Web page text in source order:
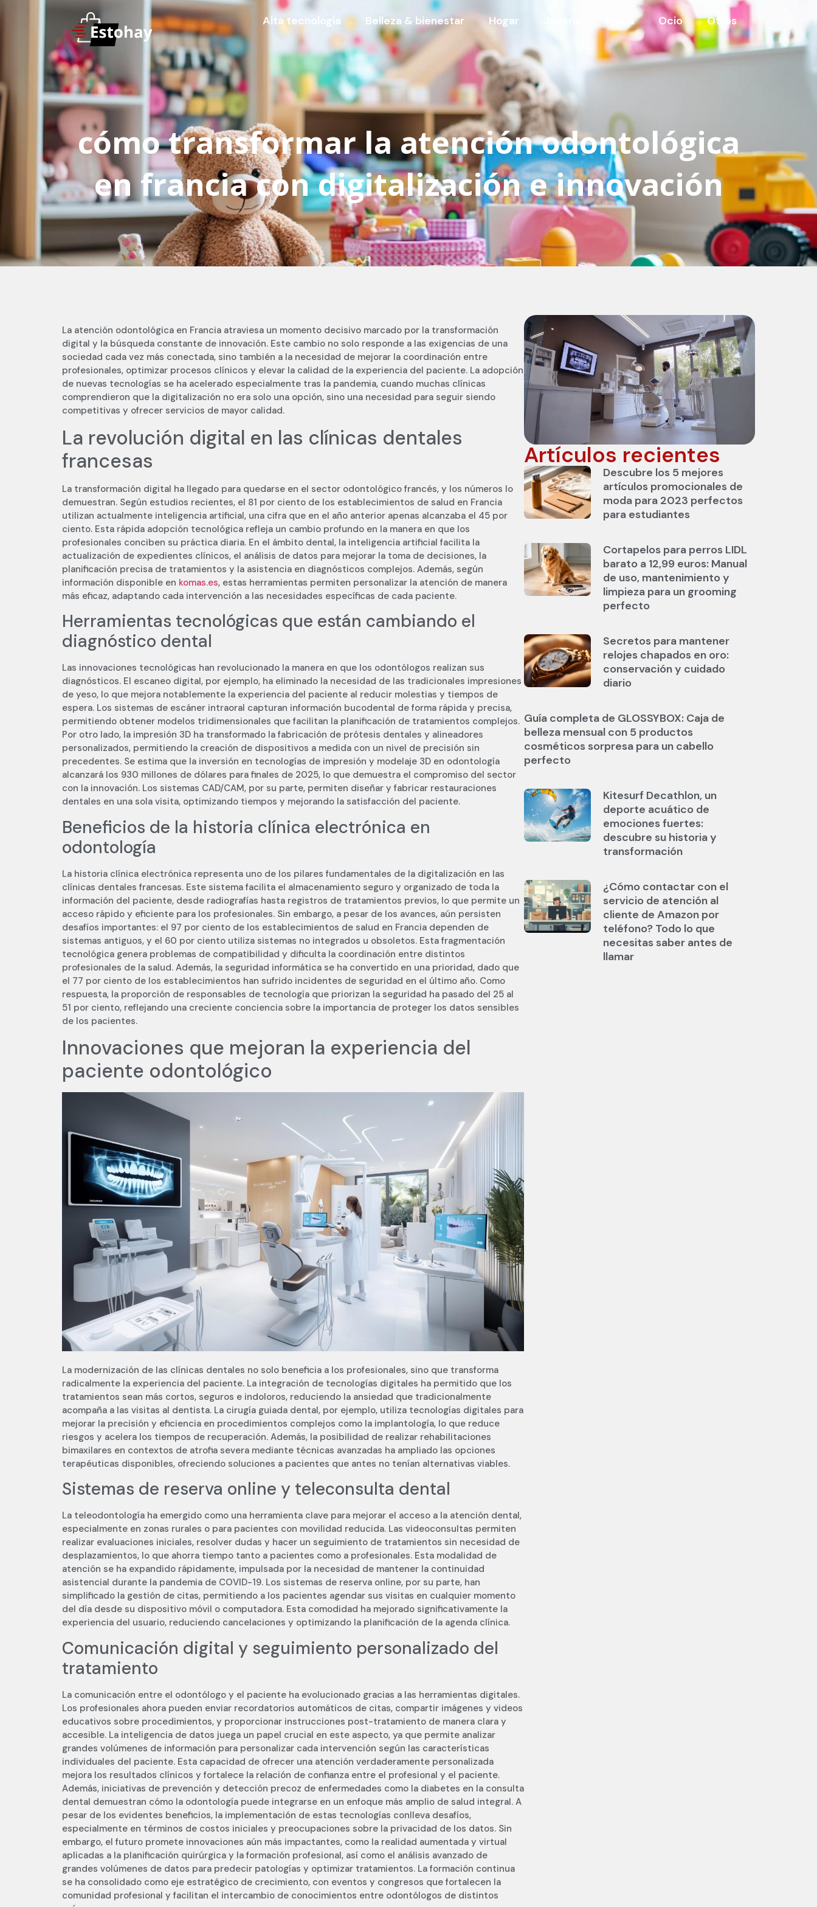
Alta tecnología Belleza & bienestar Hogar Moda Ocio Otros
cómo transformar la atención odontológica
en francia con digitalización e innovación
Artículos recientes
Descubre los 5 mejores
artículos promocionales de
moda para 2023 perfectos
para estudiantes
Cortapelos para perros LIDL
barato a 12,99 euros: Manual
de uso, mantenimiento y
limpieza para un grooming
perfecto
Secretos para mantener
relojes chapados en oro:
conservación y cuidado
diario
Guía completa de GLOSSYBOX: Caja de
belleza mensual con 5 productos
cosméticos sorpresa para un cabello
perfecto
Kitesurf Decathlon, un
deporte acuático de
emociones fuertes:
descubre su historia y
transformación
¿Cómo contactar con el
servicio de atención al
cliente de Amazon por
teléfono? Todo lo que
necesitas saber antes de
llamar
La atención odontológica en Francia atraviesa un momento decisivo marcado por la transformación
digital y la búsqueda constante de innovación. Este cambio no solo responde a las exigencias de una
sociedad cada vez más conectada, sino también a la necesidad de mejorar la coordinación entre
profesionales, optimizar procesos clínicos y elevar la calidad de la experiencia del paciente. La adopción
de nuevas tecnologías se ha acelerado especialmente tras la pandemia, cuando muchas clínicas
comprendieron que la digitalización no era solo una opción, sino una necesidad para seguir siendo
competitivas y ofrecer servicios de mayor calidad.
La revolución digital en las clínicas dentales
francesas
La transformación digital ha llegado para quedarse en el sector odontológico francés, y los números lo
demuestran. Según estudios recientes, el 81 por ciento de los establecimientos de salud en Francia
utilizan actualmente inteligencia artificial, una cifra que en el año anterior apenas alcanzaba el 45 por
ciento. Esta rápida adopción tecnológica refleja un cambio profundo en la manera en que los
profesionales conciben su práctica diaria. En el ámbito dental, la inteligencia artificial facilita la
actualización de expedientes clínicos, el análisis de datos para mejorar la toma de decisiones, la
planificación precisa de tratamientos y la asistencia en diagnósticos complejos. Además, según
información disponible en komas.es, estas herramientas permiten personalizar la atención de manera
más eficaz, adaptando cada intervención a las necesidades específicas de cada paciente.
Herramientas tecnológicas que están cambiando el
diagnóstico dental
Las innovaciones tecnológicas han revolucionado la manera en que los odontólogos realizan sus
diagnósticos. El escaneo digital, por ejemplo, ha eliminado la necesidad de las tradicionales impresiones
de yeso, lo que mejora notablemente la experiencia del paciente al reducir molestias y tiempos de
espera. Los sistemas de escáner intraoral capturan información bucodental de forma rápida y precisa,
permitiendo obtener modelos tridimensionales que facilitan la planificación de tratamientos complejos.
Por otro lado, la impresión 3D ha transformado la fabricación de prótesis dentales y alineadores
personalizados, permitiendo la creación de dispositivos a medida con un nivel de precisión sin
precedentes. Se estima que la inversión en tecnologías de impresión y modelaje 3D en odontología
alcanzará los 930 millones de dólares para finales de 2025, lo que demuestra el compromiso del sector
con la innovación. Los sistemas CAD/CAM, por su parte, permiten diseñar y fabricar restauraciones
dentales en una sola visita, optimizando tiempos y mejorando la satisfacción del paciente.
Beneficios de la historia clínica electrónica en
odontología
La historia clínica electrónica representa uno de los pilares fundamentales de la digitalización en las
clínicas dentales francesas. Este sistema facilita el almacenamiento seguro y organizado de toda la
información del paciente, desde radiografías hasta registros de tratamientos previos, lo que permite un
acceso rápido y eficiente para los profesionales. Sin embargo, a pesar de los avances, aún persisten
desafíos importantes: el 97 por ciento de los establecimientos de salud en Francia dependen de
sistemas antiguos, y el 60 por ciento utiliza sistemas no integrados u obsoletos. Esta fragmentación
tecnológica genera problemas de compatibilidad y dificulta la coordinación entre distintos
profesionales de la salud. Además, la seguridad informática se ha convertido en una prioridad, dado que
el 77 por ciento de los establecimientos han sufrido incidentes de seguridad en el último año. Como
respuesta, la proporción de responsables de tecnología que priorizan la seguridad ha pasado del 25 al
51 por ciento, reflejando una creciente conciencia sobre la importancia de proteger los datos sensibles
de los pacientes.
Innovaciones que mejoran la experiencia del
paciente odontológico
La modernización de las clínicas dentales no solo beneficia a los profesionales, sino que transforma
radicalmente la experiencia del paciente. La integración de tecnologías digitales ha permitido que los
tratamientos sean más cortos, seguros e indoloros, reduciendo la ansiedad que tradicionalmente
acompaña a las visitas al dentista. La cirugía guiada dental, por ejemplo, utiliza tecnologías digitales para
mejorar la precisión y eficiencia en procedimientos complejos como la implantología, lo que reduce
riesgos y acelera los tiempos de recuperación. Además, la posibilidad de realizar rehabilitaciones
bimaxilares en contextos de atrofia severa mediante técnicas avanzadas ha ampliado las opciones
terapéuticas disponibles, ofreciendo soluciones a pacientes que antes no tenían alternativas viables.
Sistemas de reserva online y teleconsulta dental
La teleodontología ha emergido como una herramienta clave para mejorar el acceso a la atención dental,
especialmente en zonas rurales o para pacientes con movilidad reducida. Las videoconsultas permiten
realizar evaluaciones iniciales, resolver dudas y hacer un seguimiento de tratamientos sin necesidad de
desplazamientos, lo que ahorra tiempo tanto a pacientes como a profesionales. Esta modalidad de
atención se ha expandido rápidamente, impulsada por la necesidad de mantener la continuidad
asistencial durante la pandemia de COVID-19. Los sistemas de reserva online, por su parte, han
simplificado la gestión de citas, permitiendo a los pacientes agendar sus visitas en cualquier momento
del día desde su dispositivo móvil o computadora. Esta comodidad ha mejorado significativamente la
experiencia del usuario, reduciendo cancelaciones y optimizando la planificación de la agenda clínica.
Comunicación digital y seguimiento personalizado del
tratamiento
La comunicación entre el odontólogo y el paciente ha evolucionado gracias a las herramientas digitales.
Los profesionales ahora pueden enviar recordatorios automáticos de citas, compartir imágenes y videos
educativos sobre procedimientos, y proporcionar instrucciones post-tratamiento de manera clara y
accesible. La inteligencia de datos juega un papel crucial en este aspecto, ya que permite analizar
grandes volúmenes de información para personalizar cada intervención según las características
individuales del paciente. Esta capacidad de ofrecer una atención verdaderamente personalizada
mejora los resultados clínicos y fortalece la relación de confianza entre el profesional y el paciente.
Además, iniciativas de prevención y detección precoz de enfermedades como la diabetes en la consulta
dental demuestran cómo la odontología puede integrarse en un enfoque más amplio de salud integral. A
pesar de los evidentes beneficios, la implementación de estas tecnologías conlleva desafíos,
especialmente en términos de costos iniciales y preocupaciones sobre la privacidad de los datos. Sin
embargo, el futuro promete innovaciones aún más impactantes, como la realidad aumentada y virtual
aplicadas a la planificación quirúrgica y la formación profesional, así como el análisis avanzado de
grandes volúmenes de datos para predecir patologías y optimizar tratamientos. La formación continua
se ha consolidado como eje estratégico de crecimiento, con eventos y congresos que fortalecen la
comunidad profesional y facilitan el intercambio de conocimientos entre odontólogos de distintos